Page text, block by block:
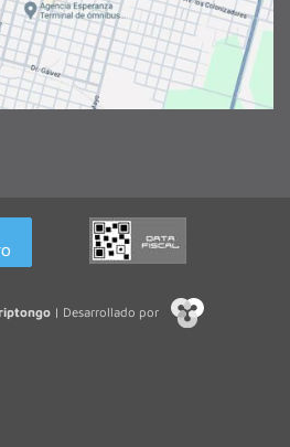
| Desarrollado por